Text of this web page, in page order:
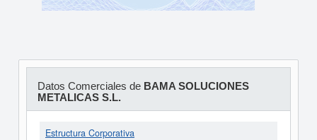
Datos Comerciales de BAMA SOLUCIONES
METALICAS S.L.
Estructura Corporativa